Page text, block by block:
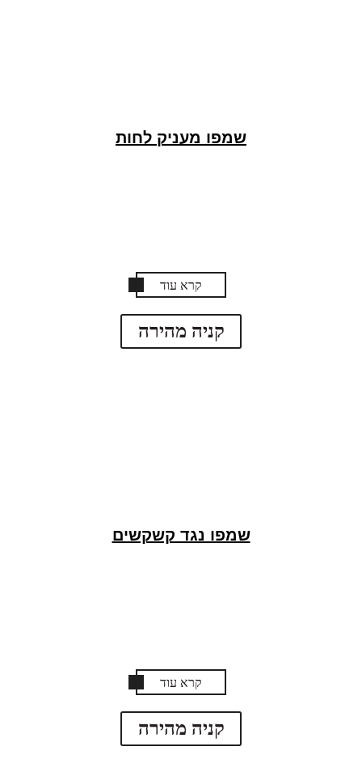
שמפו מעניק לחות
קרא עוד
קניה מהירה
שמפו נגד קשקשים
קרא עוד
קניה מהירה